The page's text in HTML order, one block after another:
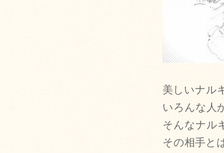
美しいナル
いろんな人
そんなナル
その相手と